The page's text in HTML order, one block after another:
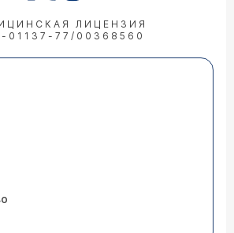
ЛИЦЕНЗИЯ
01137-77/00368560